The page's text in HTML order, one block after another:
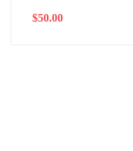
$50.00